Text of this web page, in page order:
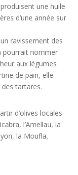
une huile
d’une année sur
ravissement des
pourrait nommer
aux légumes
de pain, elle
tartares.
d’olives locales
l’Amellau, la
la Moufla,